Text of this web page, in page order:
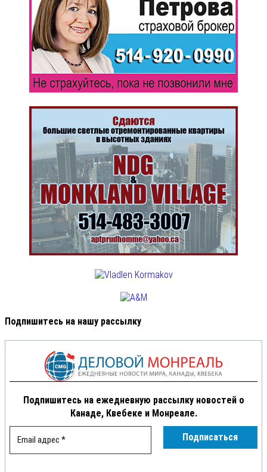
Подпишитесь на нашу рассылку
Подпишитесь на ежедневную рассылку новостей о
Канаде, Квебеке и Монреале.